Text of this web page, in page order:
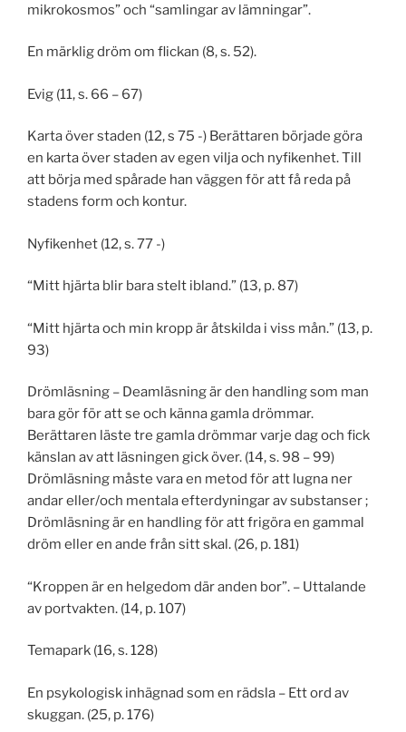
mikrokosmos” och “samlingar av lämningar”.
En märklig dröm om flickan (8, s. 52).
Evig (11, s. 66 – 67)
Karta över staden (12, s 75 -) Berättaren började göra
en karta över staden av egen vilja och nyfikenhet. Till
att börja med spårade han väggen för att få reda på
stadens form och kontur.
Nyfikenhet (12, s. 77 -)
“Mitt hjärta blir bara stelt ibland.” (13, p. 87)
“Mitt hjärta och min kropp är åtskilda i viss mån.” (13, p.
93)
Drömläsning – Deamläsning är den handling som man
bara gör för att se och känna gamla drömmar.
Berättaren läste tre gamla drömmar varje dag och fick
känslan av att läsningen gick över. (14, s. 98 – 99)
Drömläsning måste vara en metod för att lugna ner
andar eller/och mentala efterdyningar av substanser ;
Drömläsning är en handling för att frigöra en gammal
dröm eller en ande från sitt skal. (26, p. 181)
“Kroppen är en helgedom där anden bor”. – Uttalande
av portvakten. (14, p. 107)
Temapark (16, s. 128)
En psykologisk inhägnad som en rädsla – Ett ord av
skuggan. (25, p. 176)